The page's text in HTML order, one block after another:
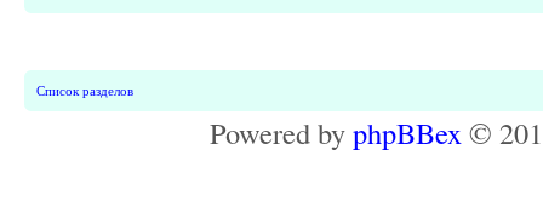
Список разделов
Powered byphpBBex ©